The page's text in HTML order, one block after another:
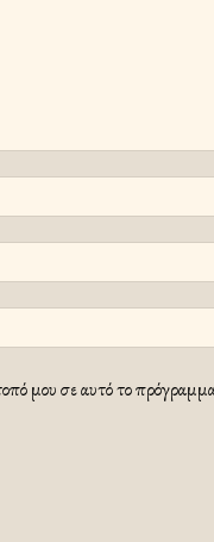
μου σε αυτό το